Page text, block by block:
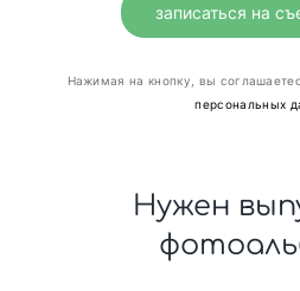
записаться на
Нажимая на кнопку, вы
персональных
Нужен